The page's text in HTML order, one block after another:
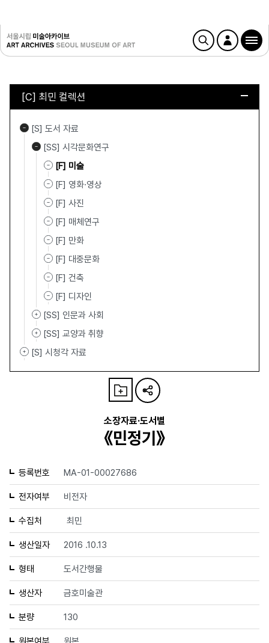
[C] 최민 컬렉션
[S] 도서 자료
[SS] 시각문화연구
[F] 미술
[F] 영화·영상
[F] 사진
[F] 매체연구
[F] 만화
[F] 대중문화
[F] 건축
[F] 디자인
[SS] 인문과 사회
[SS] 교양과 취향
[S] 시청각 자료
소장자료·도서별
《민정기》
등록번호 MA-01-00027686
전자여부 비전자
수집처 최민
생산일자 2016 .10.13
형태 도서간행물
생산자 금호미술관
분량 130